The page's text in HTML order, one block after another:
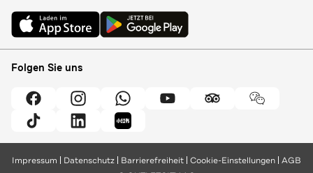
Folgen Sie uns
Impressum Datenschutz Barrierefreiheit Cookie-Einstellungen AGB